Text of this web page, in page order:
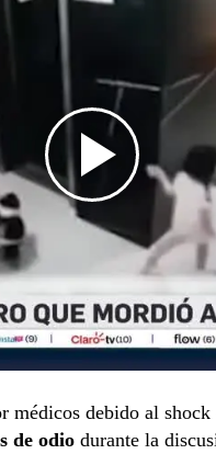
médicos debido al
de odio durante la